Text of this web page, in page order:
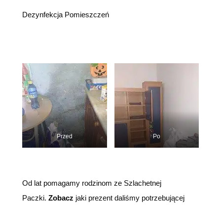
Dezynfekcja Pomieszczeń
Przed Po
Od lat pomagamy rodzinom ze Szlachetnej
Paczki. Zobacz jaki prezent daliśmy potrzebującej